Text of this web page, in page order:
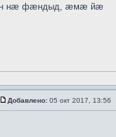
нӕ фӕндыд, ӕмӕ йӕ
Добавлено: 05 окт 2017, 13:56